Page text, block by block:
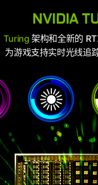
NVIDIA
Turing 架构和全新的
为游戏支持实时光线追